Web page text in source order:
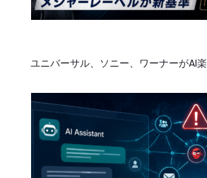
ユニバーサル、ソニー、ワーナーがAI